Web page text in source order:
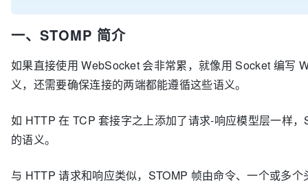
一、STOMP 简介
如果直接使用 WebSocket 会非常累，就像用 Socket 编写
义，还需要确保连接的两端都能遵循这些语义。
如 HTTP 在 TCP 套接字之上添加了请求-响应模型层一样
的语义。
与 HTTP 请求和响应类似，STOMP 帧由命令、一个或多